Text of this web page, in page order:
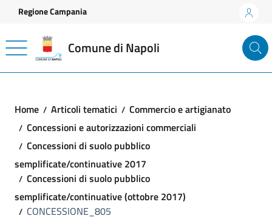
Vai ai contenuti
Vai al footer
Regione Campania
Comune di Napoli
Home Articoli tematici
Commercio e artigianato
Concessioni e autorizzazioni commerciali
Concessioni di suolo pubblico
semplificate/continuative 2017
Concessioni di suolo pubblico
semplificate/continuative (ottobre 2017)
CONCESSIONE_805